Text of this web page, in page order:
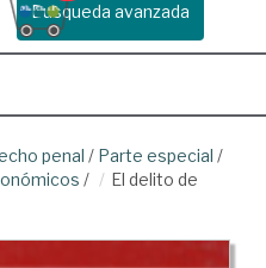
Busqueda avanzada
penal / Parte especial /
/
El delito de